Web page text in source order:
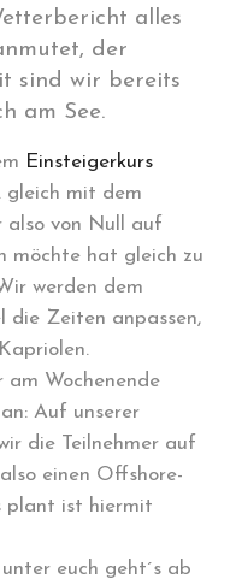
alles
der
sind wir bereits
am See.
Einsteigerkurs
gleich mit dem
also von Null auf
möchte hat gleich zu
werden dem
die Zeiten anpassen,
am Wochenende
Auf unserer
die Teilnehmer auf
einen Offshore-
plant ist hiermit
euch geht´s ab